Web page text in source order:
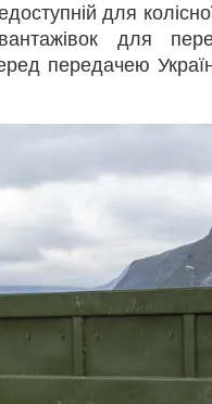
для
для
передачею